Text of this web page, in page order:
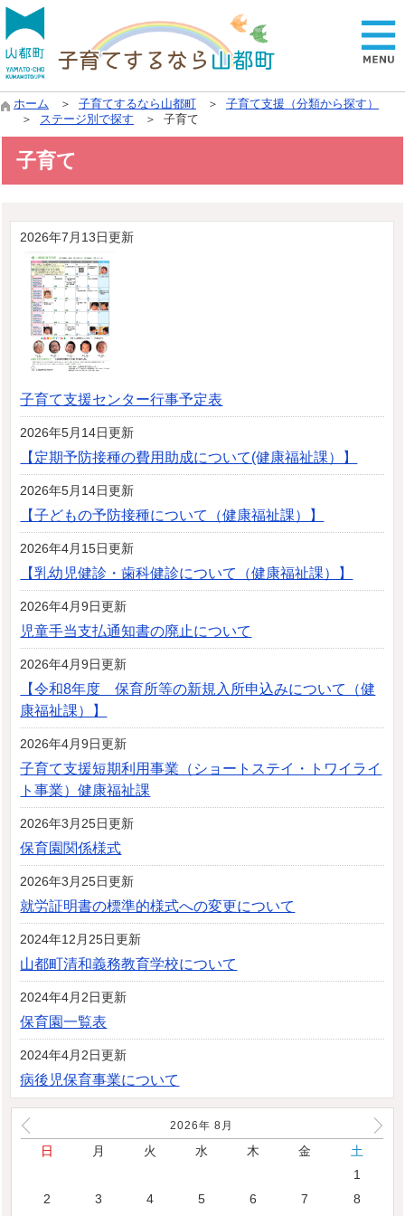
ホーム ＞ 子育てするなら山都町 ＞ 子育て支援（分類から探す）
＞
ステージ別で探す ＞ 子育て
子育て
2026年7月13日更新
子育て支援センター行事予定表
2026年5月14日更新
【定期予防接種の費用助成について(健康福祉課）】
2026年5月14日更新
【子どもの予防接種について（健康福祉課）】
2026年4月15日更新
【乳幼児健診・歯科健診について（健康福祉課）】
2026年4月9日更新
児童手当支払通知書の廃止について
2026年4月9日更新
【令和8年度 保育所等の新規入所申込みについて（健
康福祉課）】
2026年4月9日更新
子育て支援短期利用事業（ショートステイ・トワイライ
ト事業）健康福祉課
2026年3月25日更新
保育園関係様式
2026年3月25日更新
就労証明書の標準的様式への変更について
2024年12月25日更新
山都町清和義務教育学校について
2024年4月2日更新
保育園一覧表
2024年4月2日更新
病後児保育事業について
2026年 8 月
日 月 火 水 木 金
土
1
2
3 4 5 6 7
8